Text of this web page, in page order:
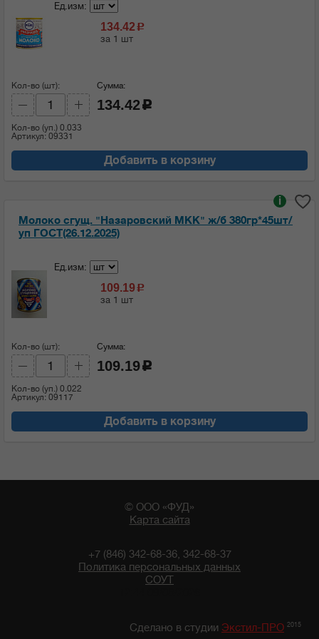
Ед.изм:
134.42 c
за 1 шт
Кол-во (шт):
Кол-во (уп.) 0.033
Артикул: 09331
Сумма:
134.42 c
Добавить в корзину
Молоко сгущ. "Назаровский МКК" ж/б 380гр*45шт/
уп ГОСТ(26.12.2025)
i
Ед.изм:
109.19c
за 1 шт
Кол-во (шт):
Кол-во (уп.) 0.022
Артикул: 09117
Сумма:
109.19 c
Добавить в корзину
© ООО «ФУД»
Карта сайта
+7 (846) 342-68-36, 342-68-37
Политика персональных данных
СОУТ
Сделано в студии Экстил-ПРО 2015